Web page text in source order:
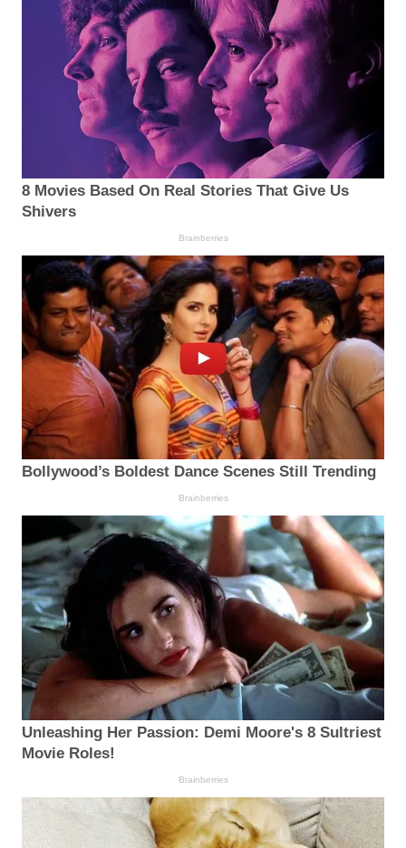
8 Movies Based On Real Stories That Give Us
Shivers
Brainberries
Bollywood’s Boldest Dance Scenes Still Trending
Brainberries
Unleashing Her Passion: Demi Moore's 8 Sultriest
Movie Roles!
Brainberries